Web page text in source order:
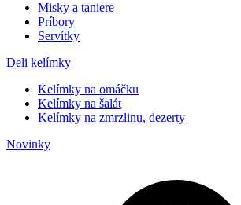
Misky a taniere
Príbory
Servítky
Deli kelímky
Kelímky na omáčku
Kelímky na šalát
Kelímky na zmrzlinu, dezerty
Novinky